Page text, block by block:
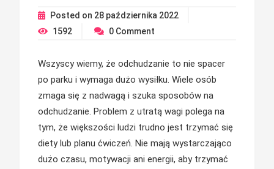
Posted on 28 października 2022
1592
0 Comment
Wszyscy wiemy, że odchudzanie to nie spacer
po parku i wymaga dużo wysiłku. Wiele osób
zmaga się z nadwagą i szuka sposobów na
odchudzanie. Problem z utratą wagi polega na
tym, że większości ludzi trudno jest trzymać się
diety lub planu ćwiczeń. Nie mają wystarczająco
dużo czasu, motywacji ani energii, aby trzymać